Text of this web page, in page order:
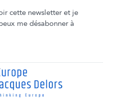
cette newsletter et je
me désabonner à